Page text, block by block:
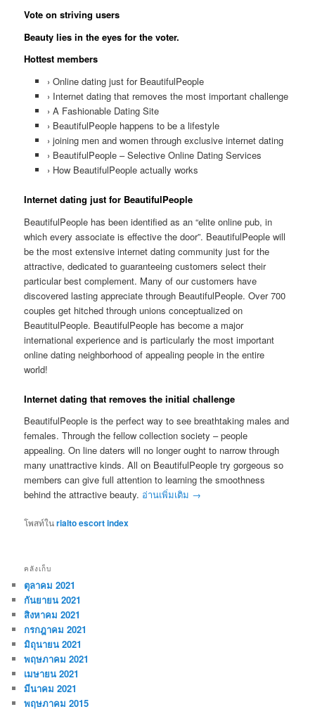
Vote on striving users
Beauty lies in the eyes for the voter.
Hottest members
› Online dating just for BeautifulPeople
› Internet dating that removes the most important challenge
› A Fashionable Dating Site
› BeautifulPeople happens to be a lifestyle
› joining men and women through exclusive internet dating
› BeautifulPeople – Selective Online Dating Services
› How BeautifulPeople actually works
Internet dating just for BeautifulPeople
BeautifulPeople has been identified as an “elite online pub, in
which every associate is effective the door”. BeautifulPeople will
be the most extensive internet dating community just for the
attractive, dedicated to guaranteeing customers select their
particular best complement. Many of our customers have
discovered lasting appreciate through BeautifulPeople. Over 700
couples get hitched through unions conceptualized on
BeautitulPeople. BeautifulPeople has become a major
international experience and is particularly the most important
online dating neighborhood of appealing people in the entire
world!
Internet dating that removes the initial challenge
BeautifulPeople is the perfect way to see breathtaking males and
females. Through the fellow collection society – people
appealing. On line daters will no longer ought to narrow through
many unattractive kinds. All on BeautifulPeople try gorgeous so
members can give full attention to learning the smoothness
behind the attractive beauty. อ่านเพิ่มเติม →
โพสท์ในrialto escort index
คลังเก็บ
ตุลาคม 2021
กันยายน 2021
สิงหาคม 2021
กรกฎาคม 2021
มิถุนายน 2021
พฤษภาคม 2021
เมษายน 2021
มีนาคม 2021
พฤษภาคม 2015